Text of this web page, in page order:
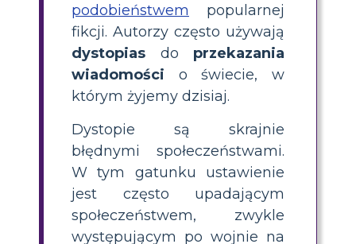
podobieństwem popularnej
fikcji. Autorzy często używają
dystopias do przekazania
wiadomości o świecie, w
którym żyjemy dzisiaj.
Dystopie są skrajnie
błędnymi społeczeństwami.
W tym gatunku ustawienie
jest często upadającym
społeczeństwem, zwykle
występującym po wojnie na